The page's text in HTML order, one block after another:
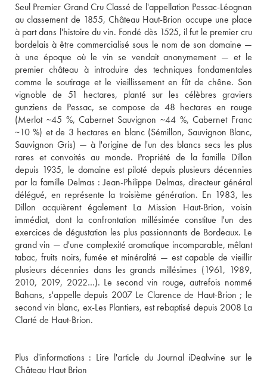
Seul Premier Grand Cru Classé de l'appellation Pessac-Léognan
au classement de 1855, Château Haut-Brion occupe une place
à part dans l'histoire du vin. Fondé dès 1525, il fut le premier cru
bordelais à être commercialisé sous le nom de son domaine —
à une époque où le vin se vendait anonymement — et le
premier château à introduire des techniques fondamentales
comme le soutirage et le vieillissement en fût de chêne. Son
vignoble de 51 hectares, planté sur les célèbres graviers
gunziens de Pessac, se compose de 48 hectares en rouge
(Merlot ~45 %, Cabernet Sauvignon ~44 %, Cabernet Franc
~10 %) et de 3 hectares en blanc (Sémillon, Sauvignon Blanc,
Sauvignon Gris) — à l'origine de l'un des blancs secs les plus
rares et convoités au monde. Propriété de la famille Dillon
depuis 1935, le domaine est piloté depuis plusieurs décennies
par la famille Delmas : Jean-Philippe Delmas, directeur général
délégué, en représente la troisième génération. En 1983, les
Dillon acquièrent également La Mission Haut-Brion, voisin
immédiat, dont la confrontation millésimée constitue l'un des
exercices de dégustation les plus passionnants de Bordeaux. Le
grand vin — d'une complexité aromatique incomparable, mêlant
tabac, fruits noirs, fumée et minéralité — est capable de vieillir
plusieurs décennies dans les grands millésimes (1961, 1989,
2010, 2019, 2022…). Le second vin rouge, autrefois nommé
Bahans, s'appelle depuis 2007 Le Clarence de Haut-Brion ; le
second vin blanc, ex-Les Plantiers, est rebaptisé depuis 2008 La
Plus d'informations : Lire l'article du Journal iDealwine sur le
Château Haut Brion